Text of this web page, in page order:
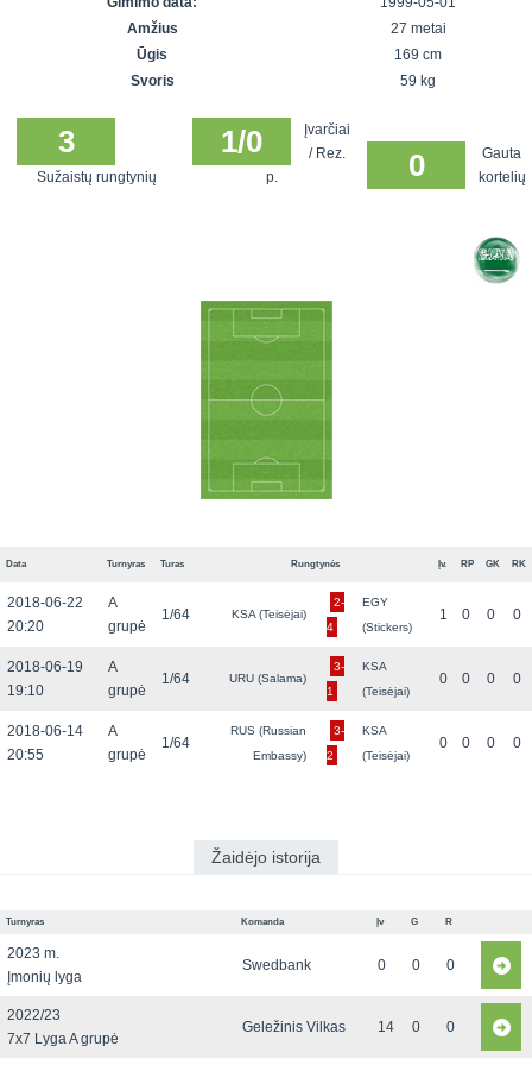
SFL rudens
Snaigės taurė
čempionatas
Vilnius
Amžius
27 metai
Ūgis
169 cm
Svoris
59 kg
3
Sužaistų rungtynių
1/0
Įvarčiai
/ Rez.
p.
0
Gauta
kortelių
Data Turnyras Turas Rungtynės Įv. RP GK RK
2018-06-22
20:20
A
grupė
1/64 KSA (Teisėjai)
2-
4
EGY
(Stickers)
1 0 0 0
2018-06-19
19:10
A
grupė
1/64 URU (Salama)
3-
1
KSA
(Teisėjai)
0 0 0 0
2018-06-14
20:55
A
grupė
1/64
RUS (Russian
Embassy)
3-
2
KSA
(Teisėjai)
0 0 0 0
Žaidėjo istorija
Turnyras Komanda Įv G R
2023 m.
Įmonių lyga
Swedbank 0 0 0
2022/23
7x7 Lyga A grupė
Geležinis Vilkas 14 0 0